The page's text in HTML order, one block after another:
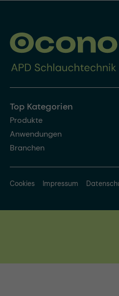
Top Kategorien
Produkte
Anwendungen
Branchen
Cookies Impressum